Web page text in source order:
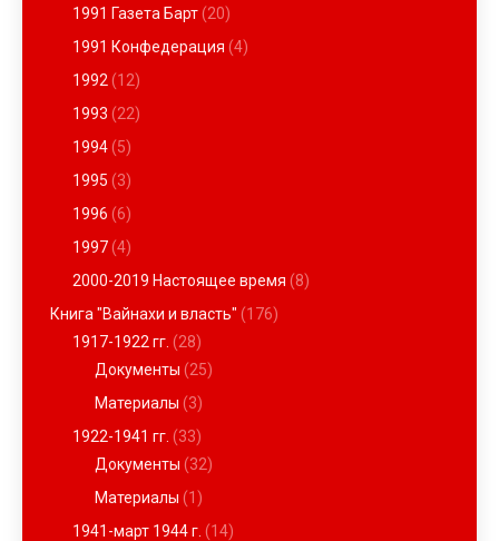
1991 Газета Барт(20)
1991 Конфедерация (4)
1992 (12)
1993 (22)
1994(5)
1995 (3)
1996 (6)
1997(4)
2000-2019 Настоящее время (8)
Книга "Вайнахи и власть" (176)
1917-1922 гг. (28)
Документы (25)
Материалы (3)
1922-1941 гг. (33)
Документы (32)
Материалы (1)
1941-март 1944 г. (14)